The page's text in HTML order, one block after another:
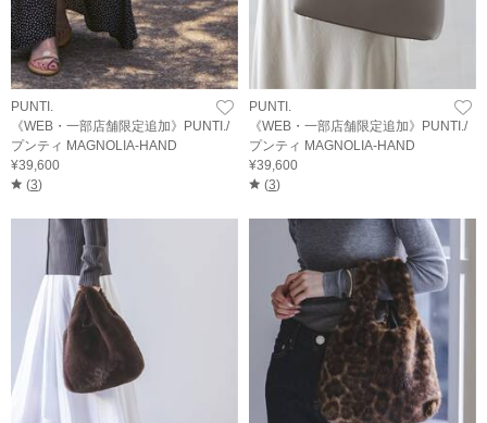
PUNTI.
《WEB・一部店舗限定追加》PUNTI./
プンティ MAGNOLIA-HAND
¥39,600
(3)
PUNTI.
《WEB・一部店舗限定追加》PUNTI./
プンティ MAGNOLIA-HAND
¥39,600
(3)